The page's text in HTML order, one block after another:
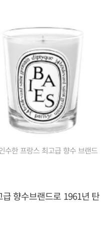
한 프랑스 최고급 향수 브랜드
향수브랜드로 1961년 탄